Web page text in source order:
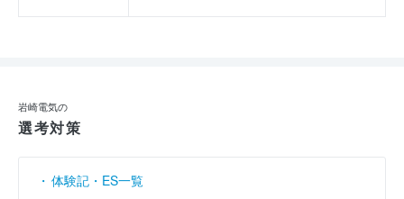
岩崎電気の
選考対策
体験記・ES一覧